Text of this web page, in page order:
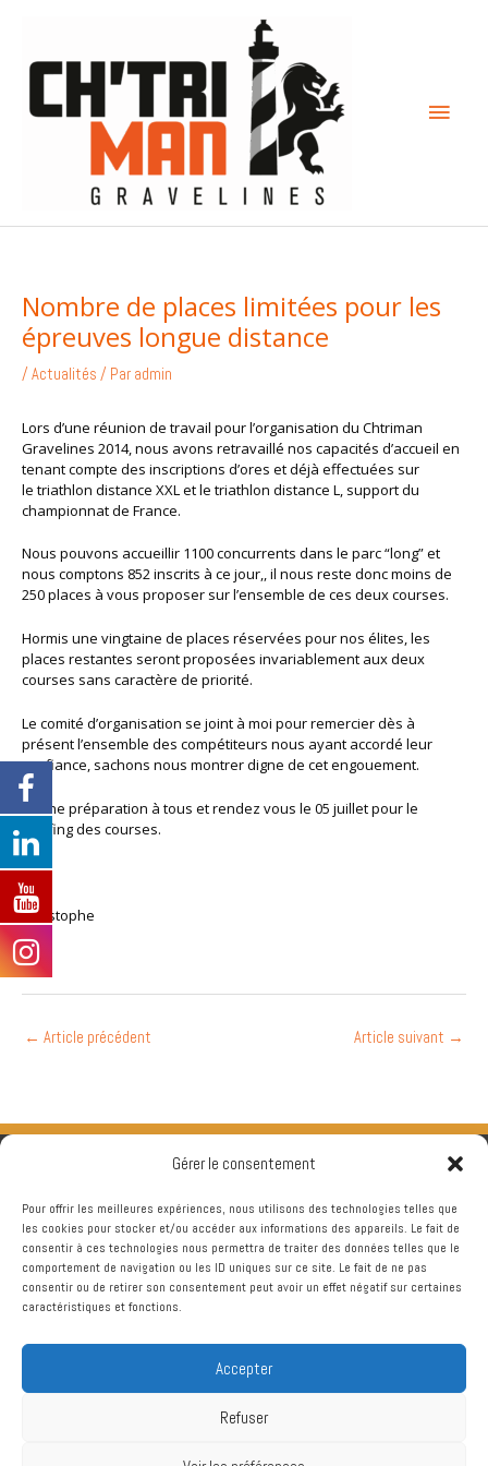
Gérer le consentement
Pour offrir les meilleures expériences, nous utilisons des technologies telles que
les cookies pour stocker et/ou accéder aux informations des appareils. Le fait de
consentir à ces technologies nous permettra de traiter des données telles que le
comportement de navigation ou les ID uniques sur ce site. Le fait de ne pas
consentir ou de retirer son consentement peut avoir un effet négatif sur certaines
caractéristiques et fonctions.
Accepter
Refuser
contenu
Nombre de places limitées pour les
épreuves longue distance
/Actualités / Par admin
Lors d’une réunion de travail pour l’organisation du Chtriman
Gravelines 2014, nous avons retravaillé nos capacités d’accueil en
tenant compte des inscriptions d’ores et déjà effectuées sur
le triathlon distance XXL et le triathlon distance L, support du
championnat de France.
Nous pouvons accueillir 1100 concurrents dans le parc “long” et
nous comptons 852 inscrits à ce jour,, il nous reste donc moins de
250 places à vous proposer sur l’ensemble de ces deux courses.
Hormis une vingtaine de places réservées pour nos élites, les
places restantes seront proposées invariablement aux deux
courses sans caractère de priorité.
Le comité d’organisation se joint à moi pour remercier dès à
présent l’ensemble des compétiteurs nous ayant accordé leur
confiance, sachons nous montrer digne de cet engouement.
Bonne préparation à tous et rendez vous le 05 juillet pour le
briefing des courses.
Christophe
← Article précédent Article suivant →